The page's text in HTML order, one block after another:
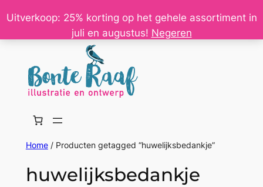
Uitverkoop: 25% korting op het gehele assortiment in
juli en augustus! Negeren
Ga
de
Home/ Producten getagged “huwelijksbedankje”
huwelijksbedankje